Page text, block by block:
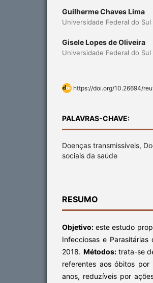
Guilherme Chaves Lima
Universidade Federal do Sul
Gisele Lopes de Oliveira
Universidade Federal do Sul
https://doi.org/10.26694/
PALAVRAS-CHAVE:
Doenças transmissíveis,
sociais da saúde
RESUMO
Objetivo: este estudo
Infecciosas e
2018. Métodos: trata-se
referentes aos óbitos por
anos, reduzíveis por